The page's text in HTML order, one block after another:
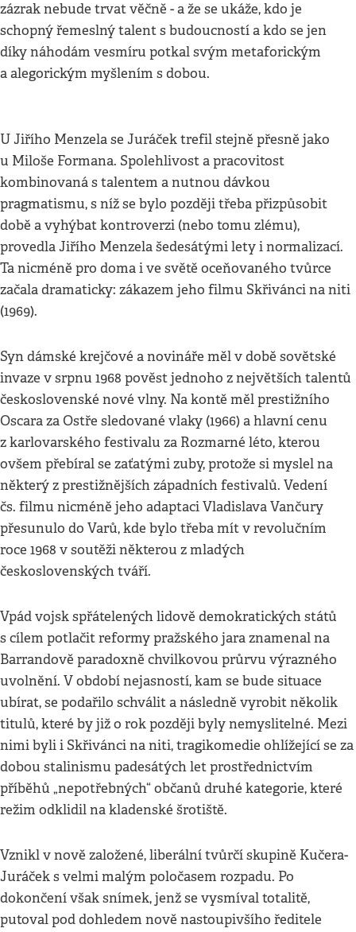
zázrak nebude trvat věčně - a že se ukáže, kdo je
schopný řemeslný talent s budoucností a kdo se jen
díky náhodám vesmíru potkal svým metaforickým
a alegorickým myšlením s dobou.
U Jiřího Menzela se Juráček trefil stejně přesně jako
u Miloše Formana. Spolehlivost a pracovitost
kombinovaná s talentem a nutnou dávkou
pragmatismu, s níž se bylo později třeba přizpůsobit
době a vyhýbat kontroverzi (nebo tomu zlému),
provedla Jiřího Menzela šedesátými lety i normalizací.
Ta nicméně pro doma i ve světě oceňovaného tvůrce
začala dramaticky: zákazem jeho filmu Skřivánci na niti
(1969).
Syn dámské krejčové a novináře měl v době sovětské
invaze v srpnu 1968 pověst jednoho z největších talentů
československé nové vlny. Na kontě měl prestižního
Oscara za Ostře sledované vlaky (1966) a hlavní cenu
z karlovarského festivalu za Rozmarné léto, kterou
ovšem přebíral se zaťatými zuby, protože si myslel na
některý z prestižnějších západních festivalů. Vedení
čs. filmu nicméně jeho adaptaci Vladislava Vančury
přesunulo do Varů, kde bylo třeba mít v revolučním
roce 1968 v soutěži některou z mladých
československých tváří.
Vpád vojsk spřátelených lidově demokratických států
s cílem potlačit reformy pražského jara znamenal na
Barrandově paradoxně chvilkovou průrvu výrazného
uvolnění. V období nejasností, kam se bude situace
ubírat, se podařilo schválit a následně vyrobit několik
titulů, které by již o rok později byly nemyslitelné. Mezi
nimi byli i Skřivánci na niti, tragikomedie ohlížející se za
dobou stalinismu padesátých let prostřednictvím
příběhů „nepotřebných“ občanů druhé kategorie, které
režim odklidil na kladenské šrotiště.
Vznikl v nově založené, liberální tvůrčí skupině Kučera-
Juráček s velmi malým poločasem rozpadu. Po
dokončení však snímek, jenž se vysmíval totalitě,
putoval pod dohledem nově nastoupivšího ředitele